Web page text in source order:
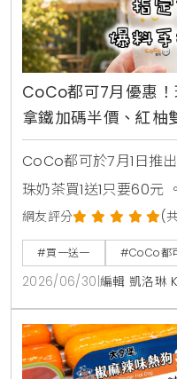
CoCo都可7月優惠！
拿鐵加碼半價、紅柚
杯99元
CoCo都可於7月1日推
珠奶茶買1送1只要60元
人拿鐵同價位買1送1 。
新增紅柚雙響炮與紅柚
網友評分 (
#買一送一 #CoCo都
2026/06/30 編輯 凱洛琳